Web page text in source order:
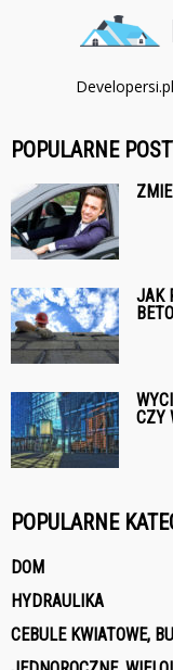
POPULARNE
JAK
CZY
POPULARNE
DOM
HYDRAULIKA
CEBULE KWIATOWE,